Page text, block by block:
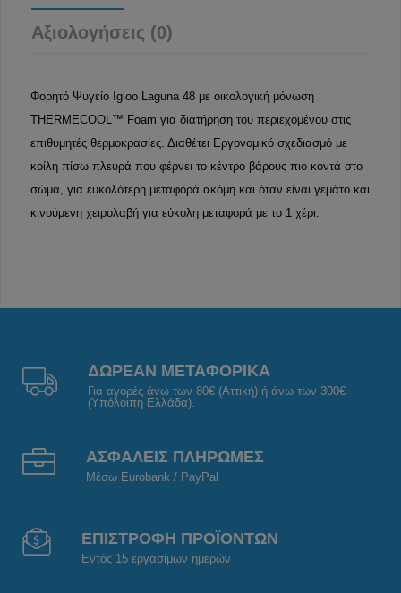
Αξιολογήσεις (0)
Φορητό Ψυγείο Igloo Laguna 48 με οικολογική μόνωση
THERMECOOL™ Foam για διατήρηση του περιεχομένου στις
επιθυμητές θερμοκρασίες. Διαθέτει Εργονομικό σχεδιασμό με
κοίλη πίσω πλευρά που φέρνει το κέντρο βάρους πιο κοντά στο
σώμα, για ευκολότερη μεταφορά ακόμη και όταν είναι γεμάτο και
κινούμενη χειρολαβή για εύκολη μεταφορά με το 1 χέρι.
ΔΩΡΕΑΝ ΜΕΤΑΦΟΡΙΚΑ
Για αγορές άνω των 80€ (Αττική) ή άνω των 300€
(Υπόλοιπη Ελλάδα).
ΑΣΦΑΛΕΙΣ ΠΛΗΡΩΜΕΣ
Μέσω Eurobank / PayPal
ΕΠΙΣΤΡΟΦΗ ΠΡΟΪΟΝΤΩΝ
Εντός 15 εργασίμων ημερών